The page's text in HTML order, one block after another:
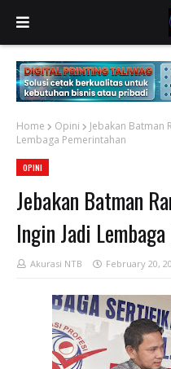
Home Opini
Jebakan Batman
Lembaga Pemerintahan
OPINI
Jebakan Batman
Ingin Jadi
Akurasi NTB February 20,